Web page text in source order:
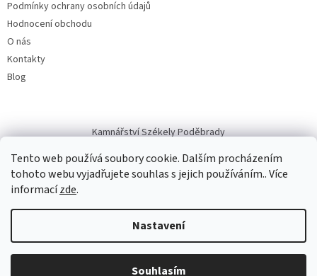
Tento web používá soubory cookie. Dalším procházením
tohoto webu vyjadřujete souhlas s jejich používáním.. Více
informacízde.
Nastavení
Souhlasím
Podmínky ochrany osobních údajů
Hodnocení obchodu
O nás
Kontakty
Blog
Kamnářství Székely Poděbrady
Copyright 2026GIVING. Všechna práva vyhrazena.Upravit nastavení
cookies